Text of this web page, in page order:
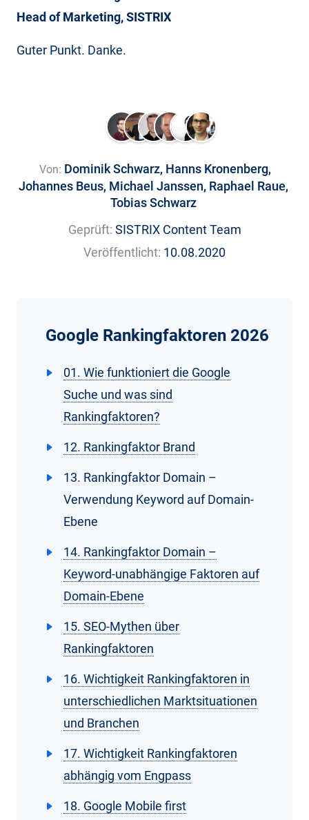
Head of Marketing, SISTRIX
Guter Punkt. Danke.
Von: Dominik Schwarz, Hanns Kronenberg,
Johannes Beus, Michael Janssen, Raphael Raue,
Tobias Schwarz
Geprüft: SISTRIX Content Team
Veröffentlicht: 10.08.2020
Google Rankingfaktoren 2026
01. Wie funktioniert die Google
Suche und was sind
Rankingfaktoren?
12. Rankingfaktor Brand
13. Rankingfaktor Domain –
Verwendung Keyword auf Domain-
Ebene
14. Rankingfaktor Domain –
Keyword-unabhängige Faktoren auf
Domain-Ebene
15. SEO-Mythen über
Rankingfaktoren
16. Wichtigkeit Rankingfaktoren in
unterschiedlichen Marktsituationen
und Branchen
17. Wichtigkeit Rankingfaktoren
abhängig vom Engpass
18. Google Mobile first